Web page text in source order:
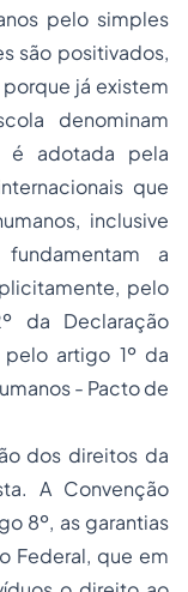
pelo simples
são positivados,
já existem
denominam
é adotada pela
que
inclusive
a
pelo
da Declaração
artigo 1º da
- Pacto de
dos direitos da
A Convenção
8º, as garantias
Federal, que em